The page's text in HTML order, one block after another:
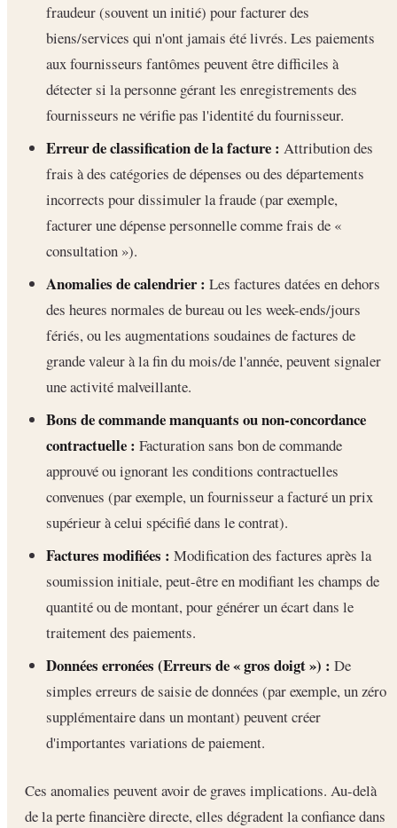
fraudeur (souvent un initié) pour facturer des
biens/services qui n'ont jamais été livrés. Les paiements
aux fournisseurs fantômes peuvent être difficiles à
détecter si la personne gérant les enregistrements des
fournisseurs ne vérifie pas l'identité du fournisseur.
Erreur de classification de la facture : Attribution des
frais à des catégories de dépenses ou des départements
incorrects pour dissimuler la fraude (par exemple,
facturer une dépense personnelle comme frais de «
consultation »).
Anomalies de calendrier : Les factures datées en dehors
des heures normales de bureau ou les week-ends/jours
fériés, ou les augmentations soudaines de factures de
grande valeur à la fin du mois/de l'année, peuvent signaler
une activité malveillante.
Bons de commande manquants ou non-concordance
contractuelle : Facturation sans bon de commande
approuvé ou ignorant les conditions contractuelles
convenues (par exemple, un fournisseur a facturé un prix
supérieur à celui spécifié dans le contrat).
Factures modifiées : Modification des factures après la
soumission initiale, peut-être en modifiant les champs de
quantité ou de montant, pour générer un écart dans le
traitement des paiements.
Données erronées (Erreurs de « gros doigt ») : De
simples erreurs de saisie de données (par exemple, un zéro
supplémentaire dans un montant) peuvent créer
d'importantes variations de paiement.
Ces anomalies peuvent avoir de graves implications. Au-delà
de la perte financière directe, elles dégradent la confiance dans